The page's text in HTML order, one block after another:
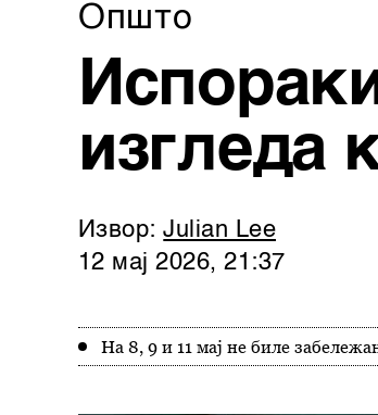
Општо
изгледа
Извор:Julian Lee
12 мај 2026, 21:37
На 8, 9 и 11 мај не биле